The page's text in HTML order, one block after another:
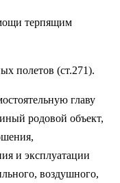
терпящим
полетов (ст.271).
главу
родовой объект,
и эксплуатации
воздушного,